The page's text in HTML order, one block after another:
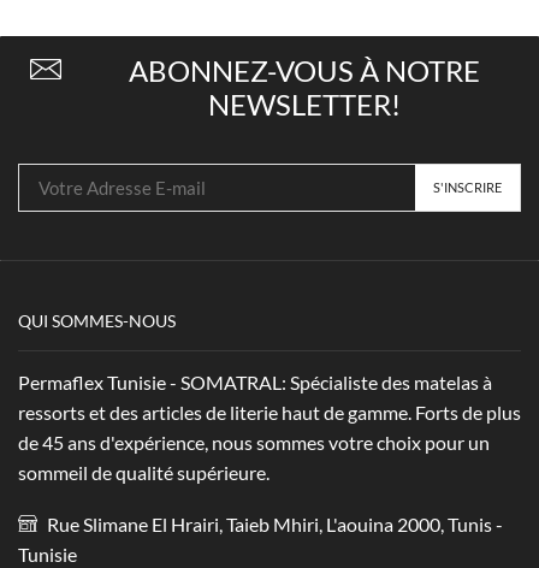
ABONNEZ-VOUS À NOTRE
NEWSLETTER!
QUI SOMMES-NOUS
Permaflex Tunisie - SOMATRAL: Spécialiste des matelas à
ressorts et des articles de literie haut de gamme. Forts de plus
de 45 ans d'expérience, nous sommes votre choix pour un
sommeil de qualité supérieure.
Rue Slimane El Hrairi, Taieb Mhiri, L'aouina 2000, Tunis -
Tunisie